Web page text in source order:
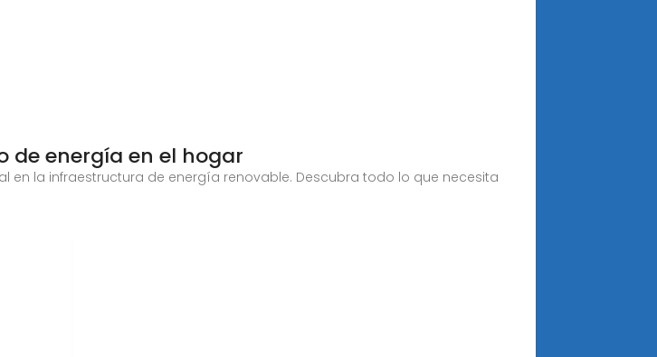
de energía en el hogar
en la infraestructura de energía renovable. Descubra todo lo que necesita